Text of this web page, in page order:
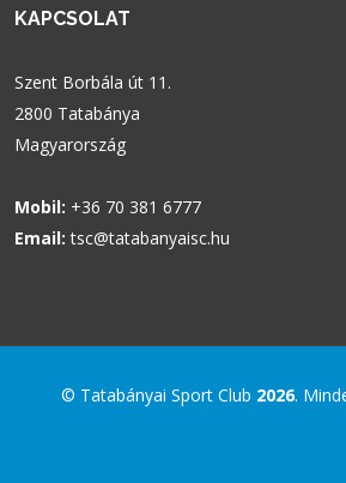
KAPCSOLAT
Szent Borbála út 11.
2800 Tatabánya
Magyarország
Mobil: +36 70 381 6777
Email: tsc@tatabanyaisc.hu
© Tatabányai Sport Club 2026.